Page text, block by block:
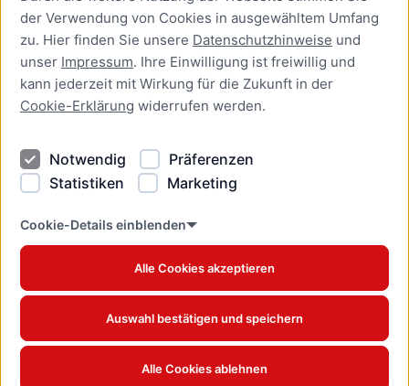
der Verwendung von Cookies in ausgewähltem Umfang
zu. Hier finden Sie unsere Datenschutzhinweise und
unser Impressum. Ihre Einwilligung ist freiwillig und
kann jederzeit mit Wirkung für die Zukunft in der
Cookie-Erklärung widerrufen werden.
Notwendig
Präferenzen
Statistiken
Marketing
Cookie-Details einblenden
Alle Cookies akzeptieren
Auswahl bestätigen und speichern
Alle Cookies ablehnen
Newsletter Lübeck:kompakt
Kontakt
Kontakt
Datenschutzhinweise
Barrierefreiheit
Cookie Erklärung
www.luebeck.de